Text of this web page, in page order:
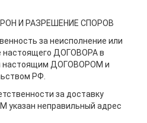
И РАЗРЕШЕНИЕ СПОРОВ
за неисполнение или
настоящего ДОГОВОРА в
настоящим ДОГОВОРОМ и
РФ.
за доставку
неправильный адрес